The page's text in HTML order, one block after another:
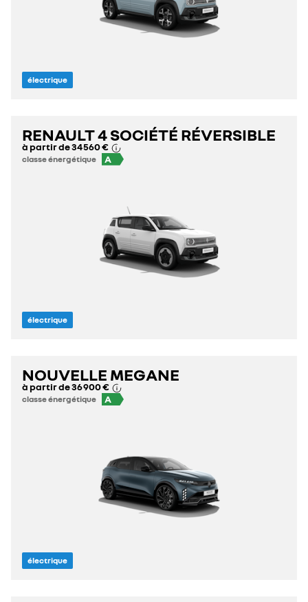
électrique
RENAULT 4 SOCIÉTÉ RÉVERSIBLE
à partir de34 560 €
classe énergétique A
électrique
NOUVELLE MEGANE
à partir de36 900 €
classe énergétique A
électrique